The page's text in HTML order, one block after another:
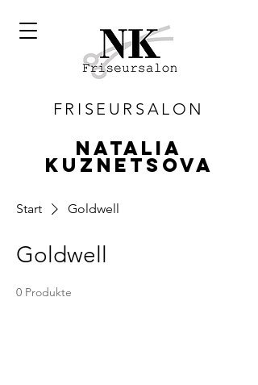
FRISEURSALON
Natalia
Kuznetsova
Start Goldwell
Goldwell
0 Produkte